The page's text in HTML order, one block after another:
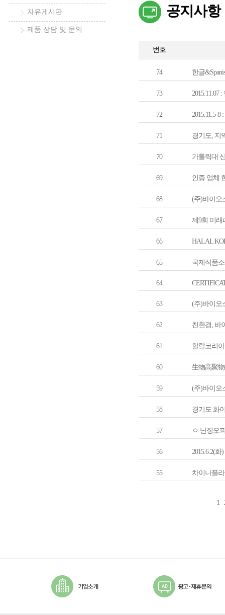
자유게시판
제품 상담 및 문의
공지사항
번호
74 한글
73 2015.11.07
72 2015.11.5-8
71 경기도, 지
70 가톨릭대
69 인증 업체
68 (주)바이오
67 제9회 미래
66 HALAL
65 국제식품
64
63 (주)바이오
62 친환경, 바
61 할랄코리아
60 生物高聚物
59 (주)바이오
58 경기도 화
57 ㅇ 난징오
56 2015.6.2(
55 차이나플
1